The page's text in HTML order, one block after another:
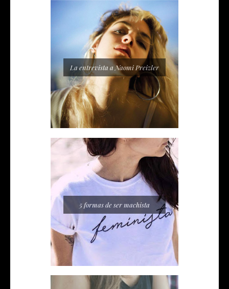
La entrevista a Naomi Preizler
5 formas de ser machista